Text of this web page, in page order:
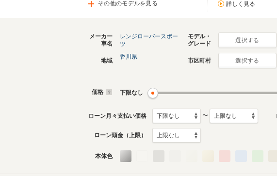
その他のモデルを見る 詳しく見る
レンジローバースポーツのカタログを見る
メーカー
車名
レンジローバースポー
ツ
モデル・
グレード
選択する
地域
香川県
市区町村 選択する
価格 下限なし
ローン月々支払い価格 〜
ローン頭金（上限）
本体色